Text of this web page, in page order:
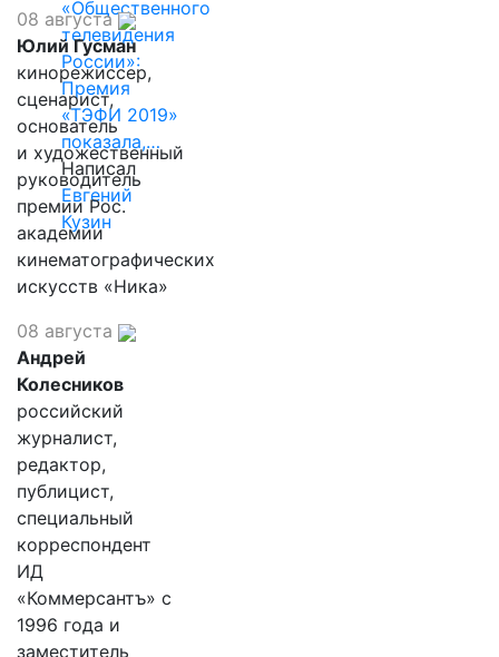
«Общественного
телевидения
России»:
Премия
«ТЭФИ 2019»
показала,…
Написал
Евгений
Кузин
08 августа
Юлий Гусман
кинорежиссер,
сценарист,
основатель
и художественный
руководитель
премии Рос.
академии
кинематографических
искусств «Ника»
08 августа
Андрей
Колесников
российский
журналист,
редактор,
публицист,
специальный
корреспондент
ИД
«Коммерсантъ» с
1996 года и
заместитель